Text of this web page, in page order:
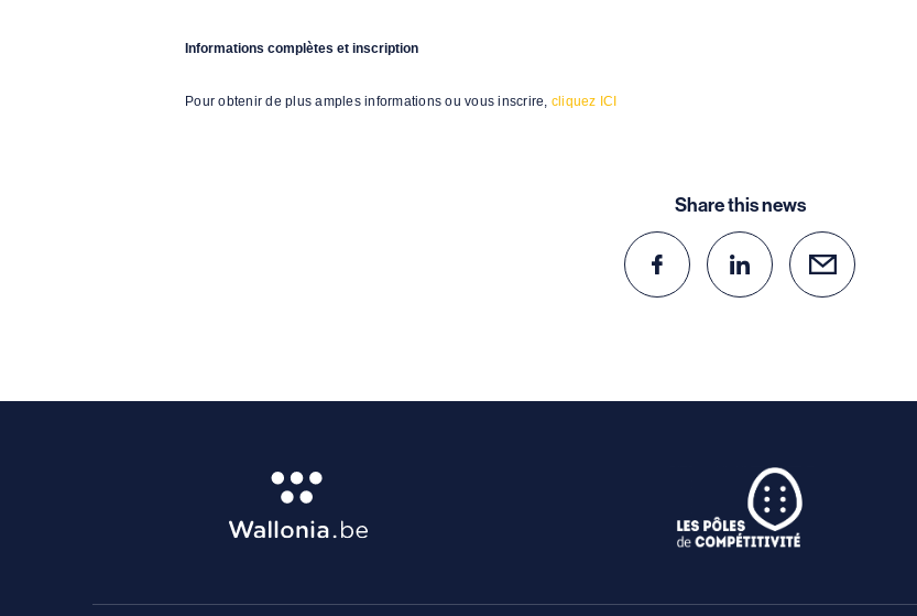
Informations complètes et inscription
Pour obtenir de plus amples informations ou vous inscrire, cliquez ICI
Share this news